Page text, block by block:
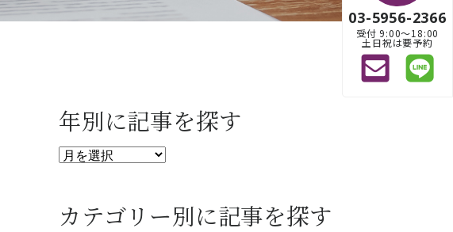
年別に記事を探す
カテゴリー別に記事を探す
03-5956-2366
受付 9:00〜18:00
土日祝は要予約